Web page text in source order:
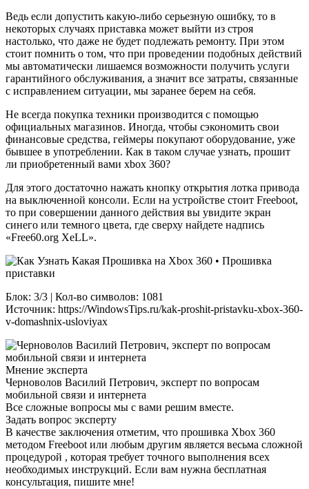
Ведь если допустить какую-либо серьезную ошибку, то в
некоторых случаях приставка может выйти из строя
настолько, что даже не будет подлежать ремонту. При этом
стоит помнить о том, что при проведении подобных действий
мы автоматически лишаемся возможности получить услуги
гарантийного обслуживания, а значит все затраты, связанные
с исправлением ситуации, мы заранее берем на себя.
Не всегда покупка техники производится с помощью
официальных магазинов. Иногда, чтобы сэкономить свои
финансовые средства, геймеры покупают оборудование, уже
бывшее в употреблении. Как в таком случае узнать, прошит
ли приобретенный вами xbox 360?
Для этого достаточно нажать кнопку открытия лотка привода
на выключенной консоли. Если на устройстве стоит Freeboot,
то при совершении данного действия вы увидите экран
синего или темного цвета, где сверху найдете надпись
«Free60.org XeLL».
Блок: 3/3 | Кол-во символов: 1081
Источник: https://WindowsTips.ru/kak-proshit-pristavku-xbox-360-
v-domashnix-usloviyax
Мнение эксперта
Черноволов Василий Петрович, эксперт по вопросам
мобильной связи и интернета
Все сложные вопросы мы с вами решим вместе.
Задать вопрос эксперту
В качестве заключения отметим, что прошивка Xbox 360
методом Freeboot или любым другим является весьма сложной
процедурой , которая требует точного выполнения всех
необходимых инструкций. Если вам нужна бесплатная
консультация, пишите мне!